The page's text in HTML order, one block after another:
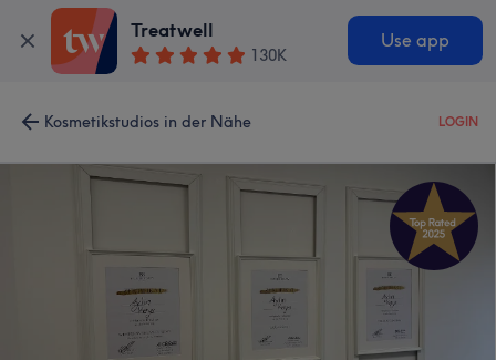
Treatwell
130K
Use app
Kosmetikstudios in der Nähe LOGIN